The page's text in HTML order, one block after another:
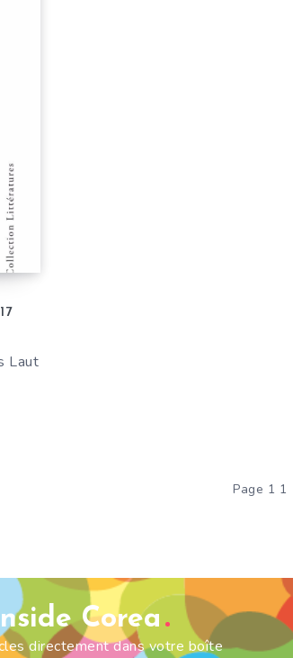
Laut
Page 1 1
Corea
directement dans votre boîte